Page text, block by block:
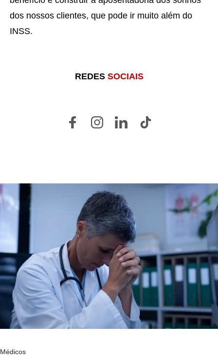
dos nossos clientes, que pode ir muito além do
INSS.
REDES SOCIAIS
LISTAGEM DE POSTS DO
Médicos